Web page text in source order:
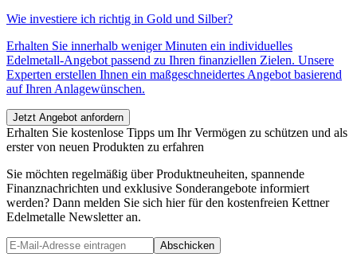
Wie investiere ich richtig in Gold und Silber?
Erhalten Sie innerhalb weniger Minuten ein individuelles
Edelmetall-Angebot passend zu Ihren finanziellen Zielen. Unsere
Experten erstellen Ihnen ein maßgeschneidertes Angebot basierend
auf Ihren Anlagewünschen.
Jetzt Angebot anfordern
Erhalten Sie kostenlose Tipps um Ihr Vermögen zu schützen und als
erster von neuen Produkten zu erfahren
Sie möchten regelmäßig über Produktneuheiten, spannende
Finanznachrichten und exklusive Sonderangebote informiert
werden? Dann melden Sie sich hier für den kostenfreien Kettner
Edelmetalle Newsletter an.
Abschicken